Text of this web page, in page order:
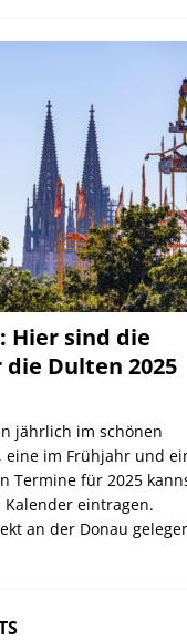
Hier sind die
Dulten 2025
jährlich im schönen
eine im Frühjahr und
Termine für 2025
eintragen.
an der Donau